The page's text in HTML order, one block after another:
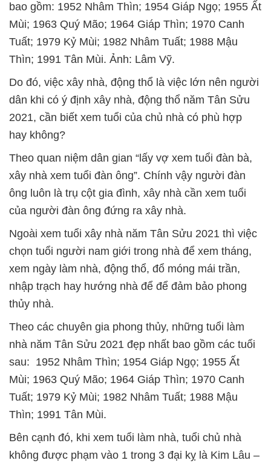
bao gồm: 1952 Nhâm Thìn; 1954 Giáp Ngọ; 1955 Ất
Mùi; 1963 Quý Mão; 1964 Giáp Thìn; 1970 Canh
Tuất; 1979 Kỷ Mùi; 1982 Nhâm Tuất; 1988 Mậu
Thìn; 1991 Tân Mùi. Ảnh: Lâm Vỹ.
Do đó, việc xây nhà, động thổ là việc lớn nên người
dân khi có ý định xây nhà, động thổ năm Tân Sửu
2021, cần biết xem tuổi của chủ nhà có phù hợp
hay không?
Theo quan niệm dân gian “lấy vợ xem tuổi đàn bà,
xây nhà xem tuổi đàn ông”. Chính vậy người đàn
ông luôn là trụ cột gia đình, xây nhà cần xem tuổi
của người đàn ông đứng ra xây nhà.
Ngoài xem tuổi xây nhà năm Tân Sửu 2021 thì việc
chọn tuổi người nam giới trong nhà để xem tháng,
xem ngày làm nhà, động thổ, đổ móng mái trần,
nhập trạch hay hướng nhà để để đảm bảo phong
thủy nhà.
Theo các chuyên gia phong thủy, những tuổi làm
nhà năm Tân Sửu 2021 đẹp nhất bao gồm các tuổi
sau: 1952 Nhâm Thìn; 1954 Giáp Ngọ; 1955 Ất
Mùi; 1963 Quý Mão; 1964 Giáp Thìn; 1970 Canh
Tuất; 1979 Kỷ Mùi; 1982 Nhâm Tuất; 1988 Mậu
Thìn; 1991 Tân Mùi.
Bên cạnh đó, khi xem tuổi làm nhà, tuổi chủ nhà
không được phạm vào 1 trong 3 đại kỵ là Kim Lâu –